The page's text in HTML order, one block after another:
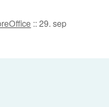
::29. sep